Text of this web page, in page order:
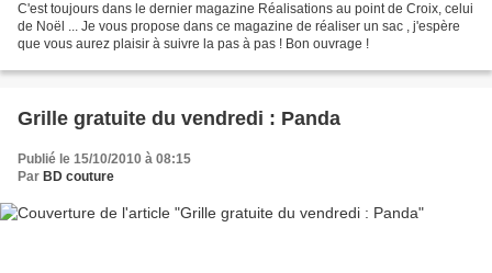
C'est toujours dans le dernier magazine Réalisations au point de Croix, celui
de Noël ... Je vous propose dans ce magazine de réaliser un sac , j'espère
que vous aurez plaisir à suivre la pas à pas ! Bon ouvrage !
Grille gratuite du vendredi : Panda
Publié le 15/10/2010 à 08:15
Par BD couture